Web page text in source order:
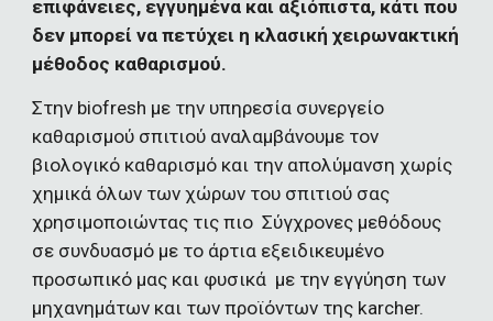
επιφάνειες, εγγυημένα και αξιόπιστα, κάτι που
δεν μπορεί να πετύχει η κλασική χειρωνακτική
μέθοδος καθαρισμού.
Στην biofresh με την υπηρεσία συνεργείο
καθαρισμού σπιτιού αναλαμβάνουμε τον
βιολογικό καθαρισμό και την απολύμανση χωρίς
χημικά όλων των χώρων του σπιτιού σας
χρησιμοποιώντας τις πιο  Σύγχρονες μεθόδους
σε συνδυασμό με το άρτια εξειδικευμένο
προσωπικό μας και φυσικά  με την εγγύηση των
μηχανημάτων και των προϊόντων της karcher.